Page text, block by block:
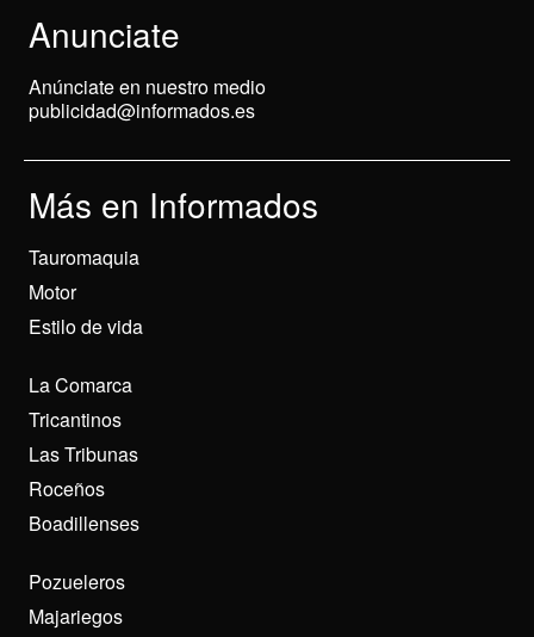
Anunciate
Anúnciate en nuestro medio
publicidad@informados.es
Más en Informados
Tauromaquia
Motor
Estilo de vida
La Comarca
Tricantinos
Las Tribunas
Roceños
Boadillenses
Pozueleros
Majariegos